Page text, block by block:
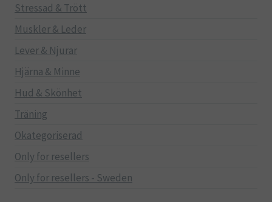
Stressad & Trött
Muskler & Leder
Lever & Njurar
Hjärna & Minne
Hud & Skönhet
Träning
Okategoriserad
Only for resellers
Only for resellers - Sweden